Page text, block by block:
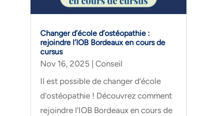
Changer d’école d’ostéopathie :
rejoindre l’IOB Bordeaux en cours de
cursus
Nov 16, 2025
Conseil
Il est possible de changer d’école
d’ostéopathie ! Découvrez comment
rejoindre l’IOB Bordeaux en cours de